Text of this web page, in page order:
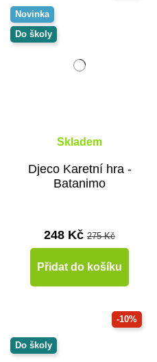
Novinka
Do školy
Skladem
Djeco Karetní hra -
Batanimo
248 Kč 275 Kč
Přidat do košíku
-10%
Do školy